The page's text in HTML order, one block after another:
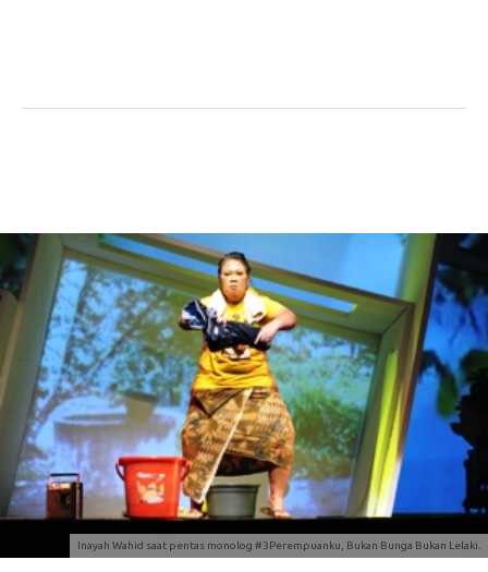
Inayah Wahid saat pentas monolog #3Perempuanku, Bukan Bunga Bukan Lelaki.